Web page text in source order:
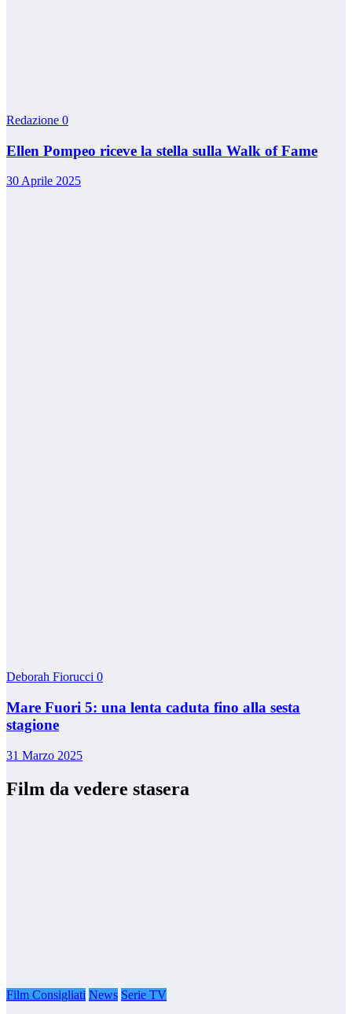
Redazione 0
Ellen Pompeo riceve la stella sulla Walk of Fame
30 Aprile 2025
Deborah Fiorucci 0
Mare Fuori 5: una lenta caduta fino alla sesta
stagione
31 Marzo 2025
Film da vedere stasera
Film Consigliati News Serie TV